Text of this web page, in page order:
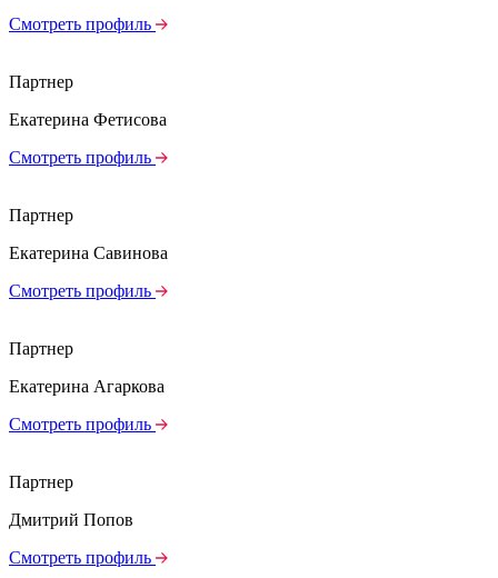
Смотреть профиль
Партнер
Екатерина Фетисова
Смотреть профиль
Партнер
Екатерина Савинова
Смотреть профиль
Партнер
Екатерина Агаркова
Смотреть профиль
Партнер
Дмитрий Попов
Смотреть профиль